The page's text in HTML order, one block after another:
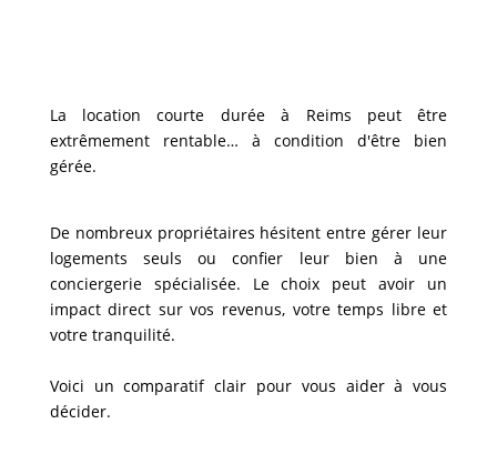
La location courte durée à Reims peut être
extrêmement rentable… à condition d'être bien
gérée.
De nombreux propriétaires hésitent entre gérer leur
logements seuls ou confier leur bien à une
conciergerie spécialisée. Le choix peut avoir un
impact direct sur vos revenus, votre temps libre et
votre tranquilité.
Voici un comparatif clair pour vous aider à vous
décider.